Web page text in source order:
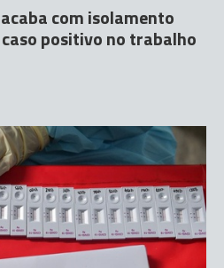
com isolamento
positivo no trabalho